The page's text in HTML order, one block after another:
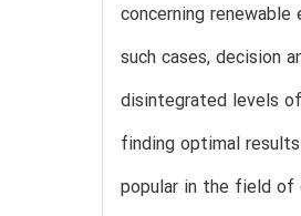
concerning
such cases, decision
disintegrated levels
finding optimal
popular in the field of